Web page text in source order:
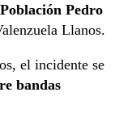
Población Pedro
Llanos.
el incidente se
bandas